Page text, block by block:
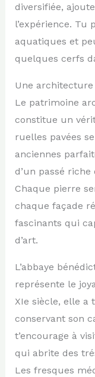
diversifiée,
l’expérience. Tu
aquatiques et
quelques cerfs
Une architecture
Le patrimoine
constitue un
ruelles pavées
anciennes
d’un passé
Chaque pierre
chaque façade
fascinants qui
d’art.
L’abbaye
représente le
XIe siècle, elle a
conservant son
t’encourage à
qui abrite des
Les fresques